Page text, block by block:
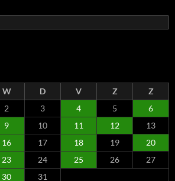
W D V Z
Z
2 3 4 5
6
9 10 11 12
13
16 17 18 19
20
23 24 25 26
27
30
31